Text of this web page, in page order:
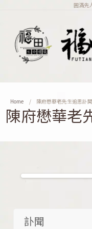
圓滿先
Home 陳府懋華老先生追思訃聞
陳府懋華老
訃聞